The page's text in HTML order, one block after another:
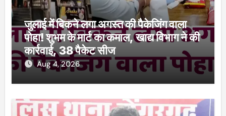
जुलाई में बिकने लगा अगस्त की पैकेजिंग वाला
पोहा! शुभम के मार्ट का कमाल, खाद्य विभाग ने की
कार्रवाई, 38 पैकेट सीज
Aug 4, 2026